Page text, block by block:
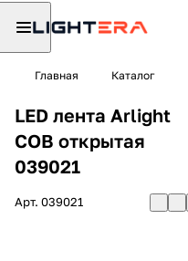
Главная Каталог
LED лента Arlight
COB открытая
039021
Арт. 039021